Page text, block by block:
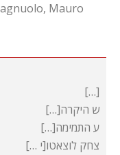
Mauro
[…]
[…]ש היקרה
[…]ע התמימה
[… י]צחק לוצאטו